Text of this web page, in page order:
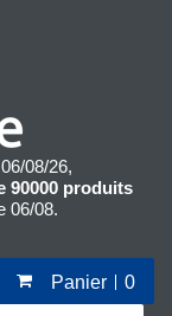
08/26,
90000 produits
06/08.
Panier 0